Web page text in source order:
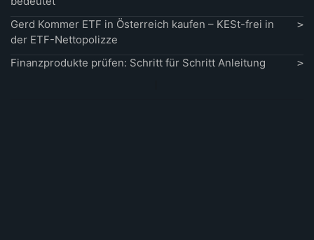
Gerd Kommer ETF in Österreich kaufen – KESt-frei in
der ETF-Nettopolizze
Finanzprodukte prüfen: Schritt für Schritt Anleitung